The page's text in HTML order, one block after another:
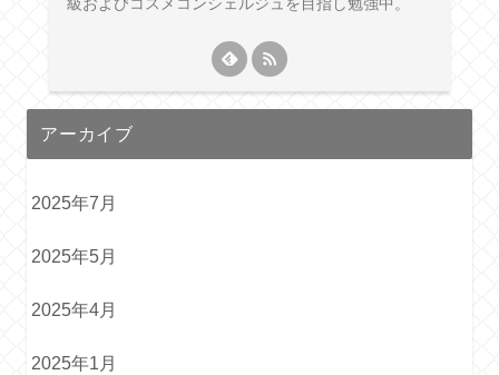
アーカイブ
2025年7月
2025年5月
2025年4月
2025年1月